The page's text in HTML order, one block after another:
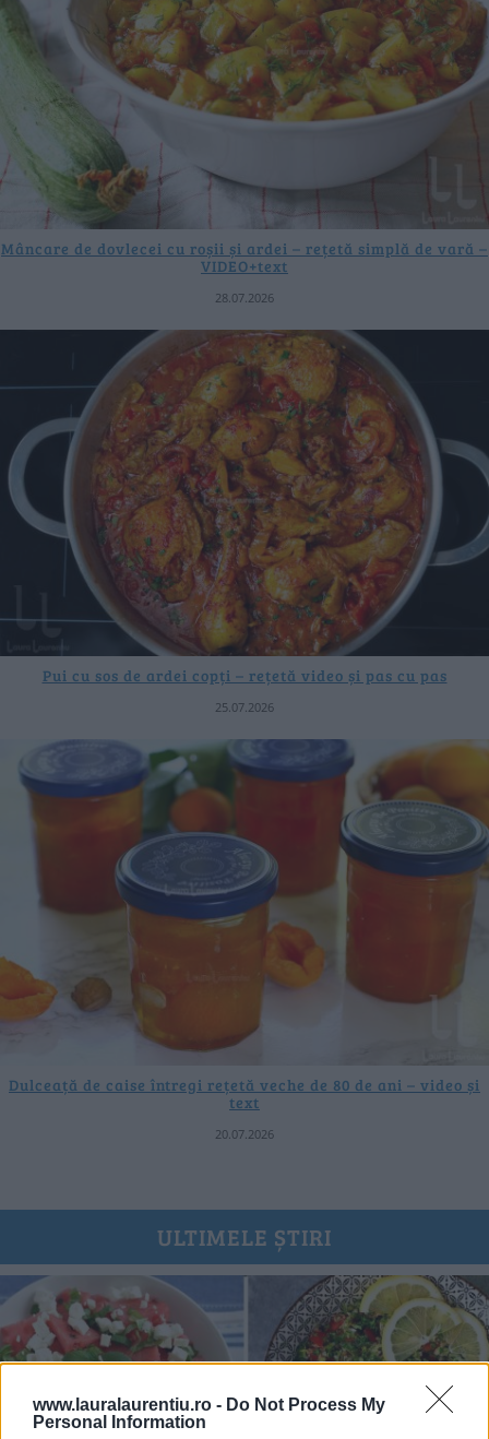
www.lauralaurentiu.ro - Do Not Process My
Personal Information
Mâncare de dovlecei cu roșii și ardei – rețetă simplă de vară –
VIDEO+text
28.07.2026
Pui cu sos de ardei copți – rețetă video și pas cu pas
25.07.2026
Dulceață de caise întregi rețetă veche de 80 de ani – video și
text
20.07.2026
ULTIMELE ȘTIRI